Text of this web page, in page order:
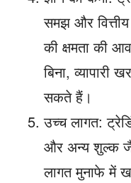
समझ और
की क्षमता की
बिना,
सकते हैं।
उच्च लागत:
और अन्य शुल्क
लागत मुनाफे में